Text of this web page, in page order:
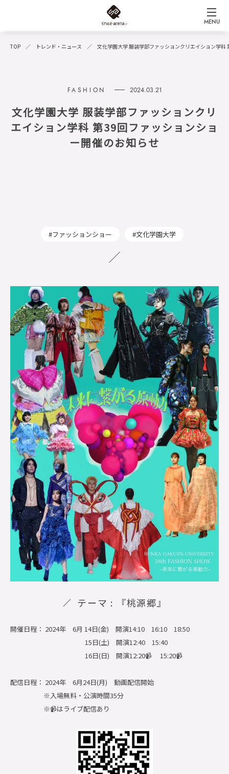
MENU
TOP トレンド・ニュース 文化学園大学 服装学部ファッションクリエイション学
2024.03.21
文化学園大学 服装学部ファッションクリ
エイション学科 第39回ファッションショ
ー開催のお知らせ
ファッションショー 文化学園大学
テーマ : 『桃源郷』
開催日程： 2024年 6月 14日(金) 開演14:10 16:10 18:50
15日(土) 開演12:40 15:40
16日(日) 開演12:20📹 15:20📹
配信日程： 2024年 6月24日(月) 動画配信開始
※入場無料・公演時間35分
※📹はライブ配信あり